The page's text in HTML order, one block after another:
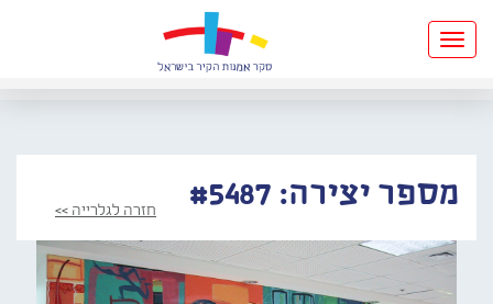
Toggle
navigation
מספר יצירה: #5487 חזרה לגלרייה >>